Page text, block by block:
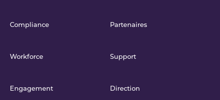
Compliance
Workforce
Engagement
Partenaires
Support
Direction